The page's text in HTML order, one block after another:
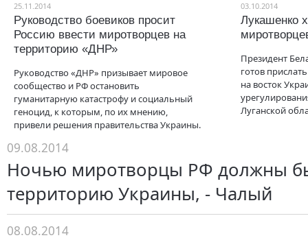
25.11.2014
Руководство боевиков просит
Россию ввести миротворцев на
территорию «ДНР»
Руководство «ДНР» призывает мировое
сообщество и РФ остановить
гуманитарную катастрофу и социальный
геноцид, к которым, по их мнению,
привели решения правительства Украины.
03.10.2014
Лукашенко
Президент
готов
на восток
Луганской
09.08.2014
Ночью миротворцы РФ должны
территорию Украины, - Чалый
08.08.2014